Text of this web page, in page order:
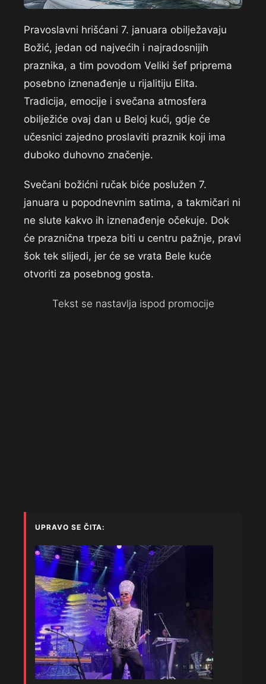
Pravoslavni hrišćani 7. januara obilježavaju
Božić, jedan od najvećih i najradosnijih
praznika, a tim povodom Veliki šef priprema
posebno iznenađenje u rijalitiju Elita.
Tradicija, emocije i svečana atmosfera
obilježiće ovaj dan u Beloj kući, gdje će
učesnici zajedno proslaviti praznik koji ima
duboko duhovno značenje.
Svečani božićni ručak biće poslužen 7.
januara u popodnevnim satima, a takmičari ni
ne slute kakvo ih iznenađenje očekuje. Dok
će praznična trpeza biti u centru pažnje, pravi
šok tek slijedi, jer će se vrata Bele kuće
otvoriti za posebnog gosta.
Tekst se nastavlja ispod promocije
UPRAVO SE ČITA: